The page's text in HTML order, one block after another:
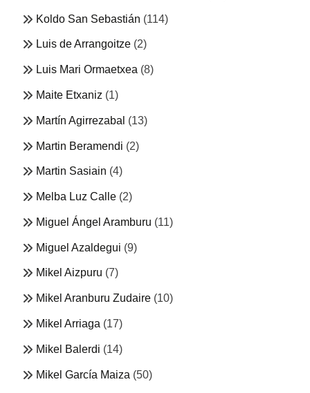
Koldo San Sebastián (114)
Luis de Arrangoitze (2)
Luis Mari Ormaetxea (8)
Maite Etxaniz (1)
Martín Agirrezabal (13)
Martin Beramendi (2)
Martin Sasiain (4)
Melba Luz Calle (2)
Miguel Ángel Aramburu (11)
Miguel Azaldegui (9)
Mikel Aizpuru (7)
Mikel Aranburu Zudaire (10)
Mikel Arriaga (17)
Mikel Balerdi (14)
Mikel García Maiza (50)